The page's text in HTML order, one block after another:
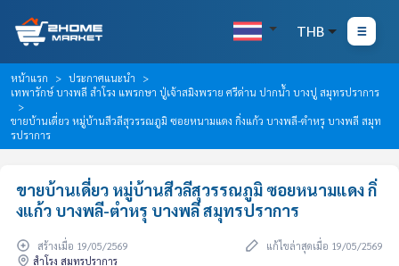
THB
หน้าแรก
ประกาศแนะนำ
เทพารักษ์ บางพลี สำโรง แพรกษา ปู่เจ้าสมิงพราย ศรีด่าน ปากน้ำ บางปู สมุทรปราการ
ขายบ้านเดี่ยว หมู่บ้านสีวลีสุวรรณภูมิ ซอยหนามแดง กิ่งแก้ว บางพลี-ตำหรุ บางพลี สมุท
รปราการ
ขายบ้านเดี่ยว หมู่บ้านสีวลีสุวรรณภูมิ ซอยหนามแดง กิ่
งแก้ว บางพลี-ตำหรุ บางพลี สมุทรปราการ
สร้างเมื่อ 19/05/2569
แก้ไขล่าสุดเมื่อ 19/05/2569
สำโรง สมุทรปราการ